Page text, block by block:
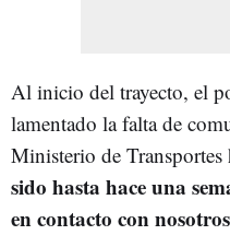
Al inicio del trayecto, el
lamentado la falta de
Ministerio de
sido hasta hace una
en contacto con nosotros